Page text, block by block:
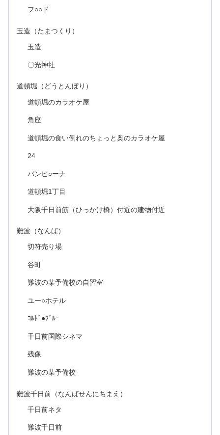
フ○○ド
玉造（たまつくり）
玉造
〇光神社
道頓堀（どうとんぼり）
道頓堀のカラオケ屋
角座
道頓堀の食い倒れのちょっと奥のカラオケ屋
24
パンピ○ーナ
道頓堀1丁目
大阪千日前筋（ひっかけ橋）付近の建物付近
難波（なんば）
切符売り場
谷町
難波の某予備校の自習室
ユー○ホテル
ｺﾙﾄﾞ●ﾌﾞﾙｰ
千日前国際シネマ
残像
難波の某予備校
難波千日前（なんばせんにちまえ）
千日前ネタ
難波千日前